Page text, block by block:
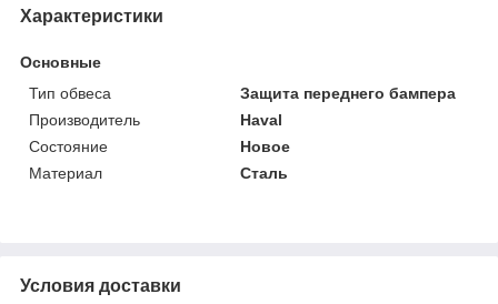
Характеристики
Основные
Тип обвеса
Защита переднего бампера
Производитель
Haval
Состояние
Новое
Материал
Сталь
Условия доставки